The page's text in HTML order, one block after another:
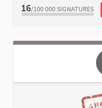
16/100 000 SIGNATURES